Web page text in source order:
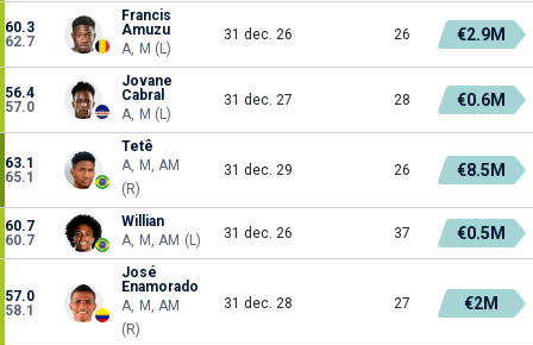
60.3
62.7
Francis
Amuzu
A, M (L)
31 dec. 26 26 €2.9M
56.4
57.0
Jovane
Cabral
A, M (L)
31 dec. 27 28 €0.6M
63.1
65.1
Tetê
A, M, AM
(R)
31 dec. 29 26 €8.5M
60.7
60.7
Willian
A, M, AM (L)
31 dec. 26 37 €0.5M
57.0
58.1
José
Enamorado
A, M, AM
(R)
31 dec. 28 27 €2M